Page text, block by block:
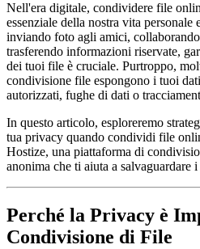
Nell'era digitale, condividere file
essenziale della nostra vita personale
inviando foto agli amici,
trasferendo informazioni riservate,
dei tuoi file è cruciale. Purtroppo,
condivisione file espongono i tuoi
autorizzati, fughe di dati o
In questo articolo, esploreremo
tua privacy quando condividi file
Hostize, una piattaforma di
anonima che ti aiuta a salvaguardare
Perché la Privacy è
Condivisione di File